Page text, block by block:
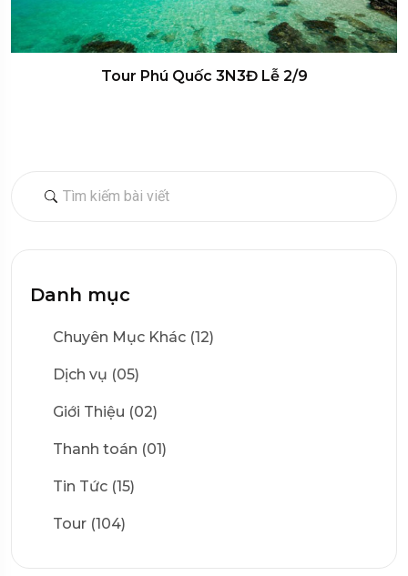
Danh mục
Chuyên Mục Khác (12)
Dịch vụ (05)
Giới Thiệu (02)
Thanh toán (01)
Tin Tức (15)
Tour (104)
Tour Phú Quốc 3N3Đ Lễ 2/9